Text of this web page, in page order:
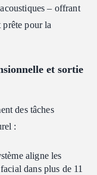
– offrant
prête pour la
et sortie
des tâches
:
aligne les
dans plus de 11